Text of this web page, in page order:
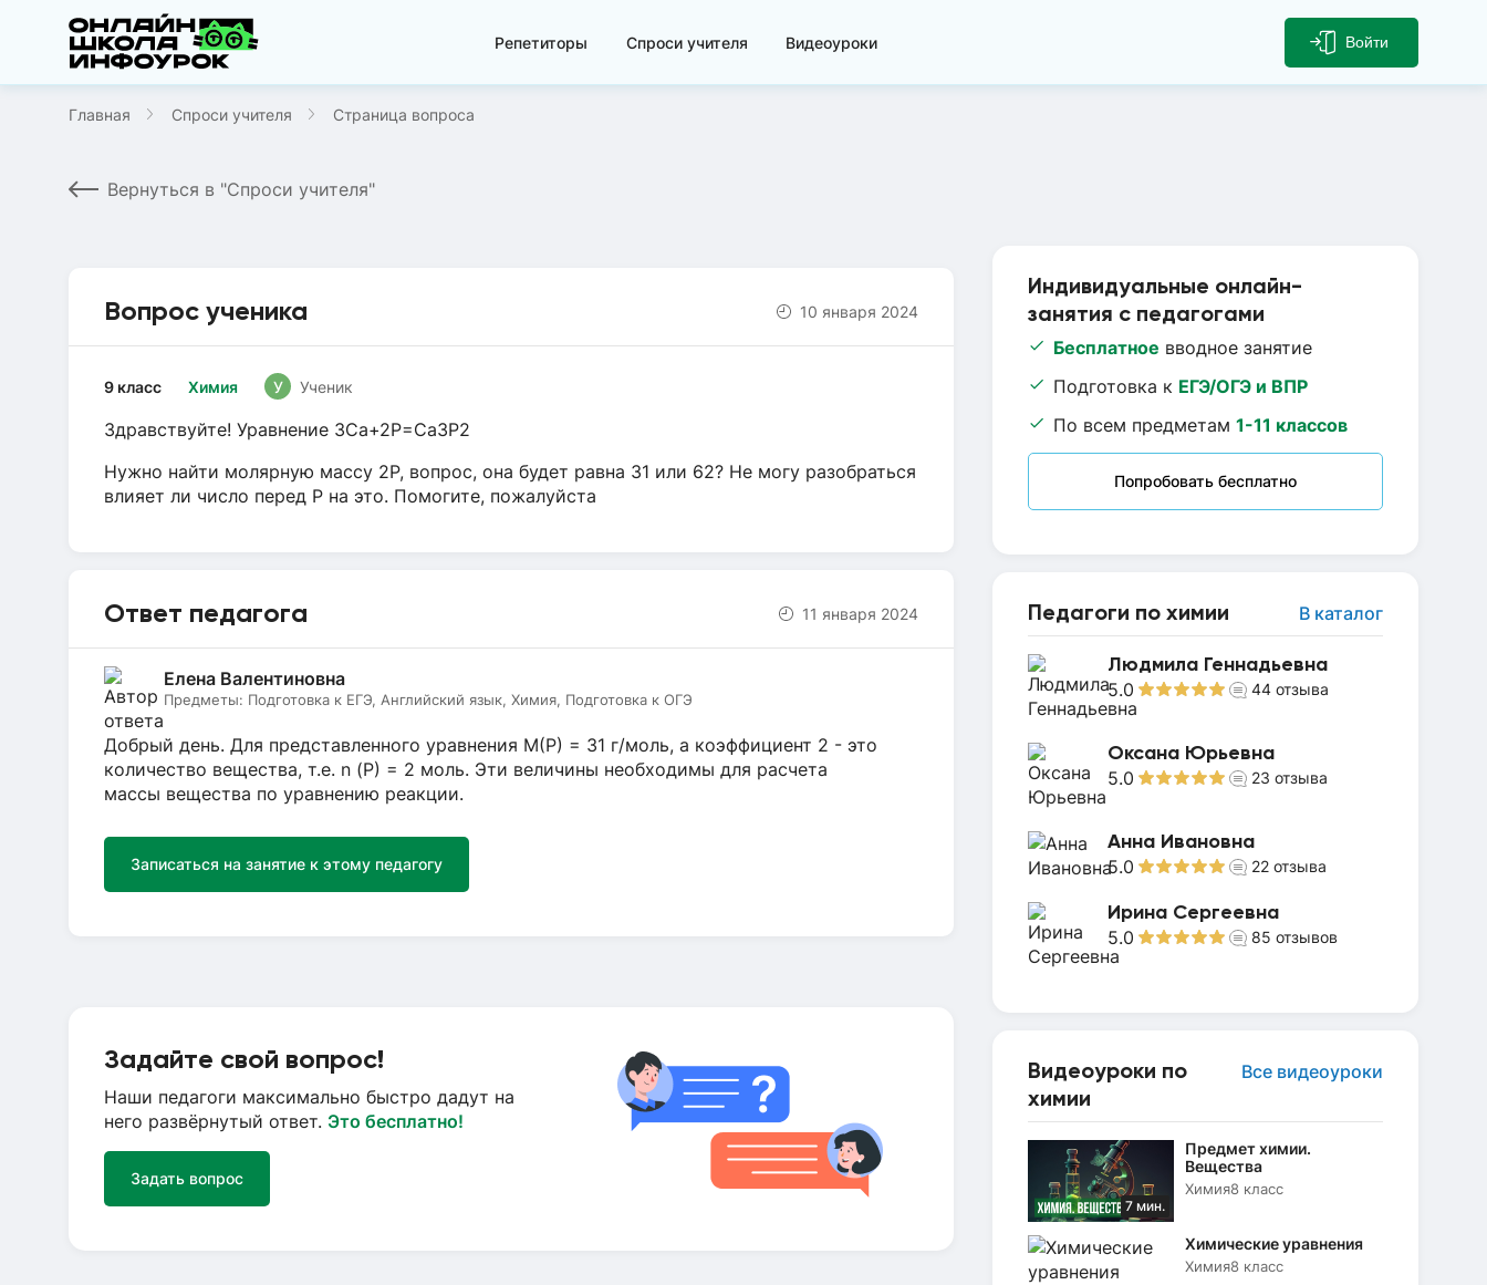
Репетиторы Спроси учителя Видеоуроки Войти
Главная Спроси учителя Страница вопроса
Вернуться в "Спроси учителя"
Индивидуальные онлайн-
занятия с педагогами
Бесплатное вводное занятие
Подготовка к ЕГЭ/ОГЭ и ВПР
По всем предметам 1-11 классов
Попробовать бесплатно
Педагоги по химии В каталог
Людмила Геннадьевна
5.0 44 отзыва
Оксана Юрьевна
5.0 23 отзыва
Анна Ивановна
5.0 22 отзыва
Ирина Сергеевна
5.0 85 отзывов
Видеоуроки по
химии
Все видеоуроки
7 мин.
Предмет химии.
Вещества
Химия8 класс
Химические уравнения
Химия8 класс
Вопрос ученика 10 января 2024
Химия
9 класс У Ученик
Здравствуйте! Уравнение 3Ca+2P=Ca3P2
Нужно найти молярную массу 2P, вопрос, она будет равна 31 или 62? Не могу разобраться
влияет ли число перед P на это. Помогите, пожалуйста
Ответ педагога 11 января 2024
Елена Валентиновна
Предметы: Подготовка к ЕГЭ, Английский язык, Химия, Подготовка к ОГЭ
Добрый день. Для представленного уравнения М(Р) = 31 г/моль, а коэффициент 2 - это
количество вещества, т.е. n (P) = 2 моль. Эти величины необходимы для расчета
массы вещества по уравнению реакции.
Записаться на занятие к этому педагогу
Задайте свой вопрос!
Наши педагоги максимально быстро дадут на
него развёрнутый ответ. Это бесплатно!
Задать вопрос